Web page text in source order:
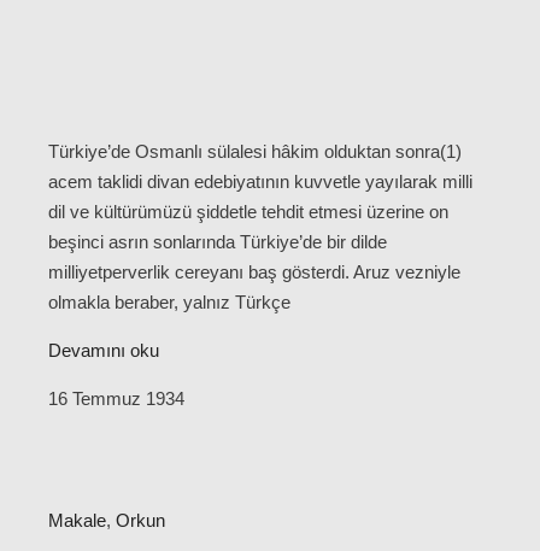
Türkiye’de Osmanlı sülalesi hâkim olduktan sonra(1)
acem taklidi divan edebiyatının kuvvetle yayılarak milli
dil ve kültürümüzü şiddetle tehdit etmesi üzerine on
beşinci asrın sonlarında Türkiye’de bir dilde
milliyetperverlik cereyanı baş gösterdi. Aruz vezniyle
olmakla beraber, yalnız Türkçe
Devamını oku
16 Temmuz 1934
Makale, Orkun